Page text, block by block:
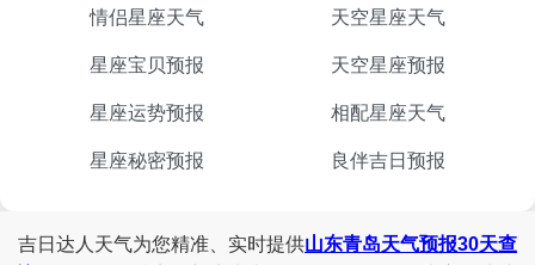
情侣星座天气 天空星座天气
星座宝贝预报 天空星座预报
星座运势预报 相配星座天气
星座秘密预报 良伴吉日预报
吉日达人天气为您精准、实时提供山东青岛天气预报30天查